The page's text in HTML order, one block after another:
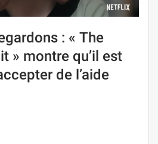
: « The
» montre qu’il est
de l’aide